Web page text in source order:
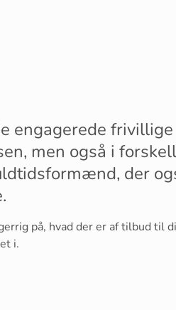
engagerede frivillige
men også i
der
på, hvad der er af tilbud til
i.